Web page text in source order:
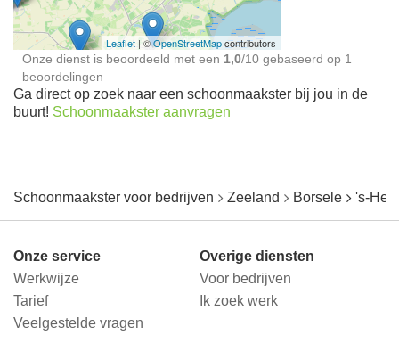
Leaflet | ©OpenStreetMapcontributors
Onze dienst is beoordeeld met een 1,0/10 gebaseerd op 1
beoordelingen
Ga direct op zoek naar een schoonmaakster bij jou in de
buurt! Schoonmaakster aanvragen
Schoonmaakster voor bedrijven Zeeland Borsele 's-
Onze service
Werkwijze
Tarief
Veelgestelde vragen
Overige diensten
Voor bedrijven
Ik zoek werk